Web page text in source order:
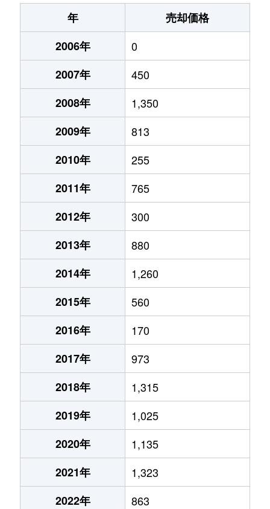
年
売却価格
2006年
0
2007年
450
2008年
1,350
2009年
813
2010年
255
2011年
765
2012年
300
2013年
880
2014年
1,260
2015年
560
2016年
170
2017年
973
2018年
1,315
2019年
1,025
2020年
1,135
2021年
1,323
2022年
863